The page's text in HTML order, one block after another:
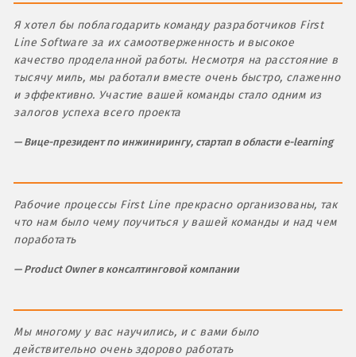
Я хотел бы поблагодарить команду разработчиков First
Line Software за их самоотверженность и высокое
качество проделанной работы. Несмотря на расстояние в
тысячу миль, мы работали вместе очень быстро, слаженно
и эффективно. Участие вашей команды стало одним из
залогов успеха всего проекта
Вице-президент по инжинирингу, стартап в области e-learning
Рабочие процессы First Line прекрасно организованы, так
что нам было чему поучиться у вашей команды и над чем
поработать
Product Owner в консалтинговой компании
Мы многому у вас научились, и с вами было
действительно очень здорово работать